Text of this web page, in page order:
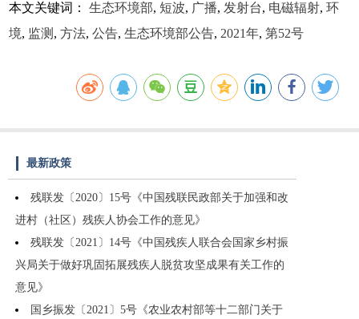
本文关键词：生态环境部,短波, 广播,发射台, 电磁辐射,环
境, 监测 ,方法,公告,生态环境部公告,2021年,第52号
最新政策
残联发〔2020〕15号《中国残联民政部关于加强和改
进村（社区）残疾人协会工作的意见》
残联发〔2021〕14号《中国残疾人联合会国家乡村振
兴局关于做好巩固拓展残疾人脱贫攻坚成果有关工作的
意见》
国乡振发〔2021〕5号《农业农村部等十二部门关于